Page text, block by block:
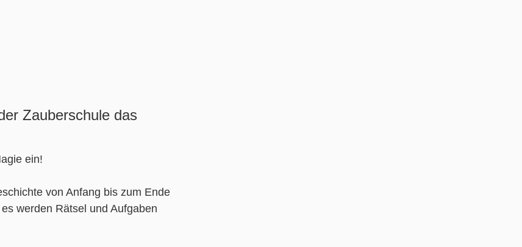
Zauberschule das
ein!
von Anfang bis zum Ende
werden Rätsel und Aufgaben